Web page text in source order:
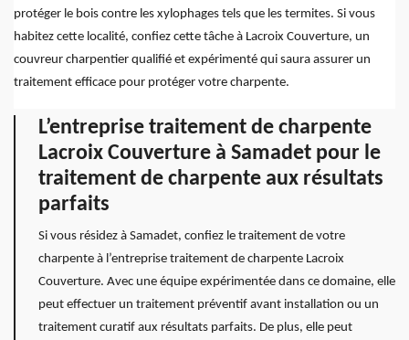
protéger le bois contre les xylophages tels que les termites. Si vous
habitez cette localité, confiez cette tâche à Lacroix Couverture, un
couvreur charpentier qualifié et expérimenté qui saura assurer un
traitement efficace pour protéger votre charpente.
L’entreprise traitement de charpente
Lacroix Couverture à Samadet pour le
traitement de charpente aux résultats
parfaits
Si vous résidez à Samadet, confiez le traitement de votre
charpente à l’entreprise traitement de charpente Lacroix
Couverture. Avec une équipe expérimentée dans ce domaine, elle
peut effectuer un traitement préventif avant installation ou un
traitement curatif aux résultats parfaits. De plus, elle peut